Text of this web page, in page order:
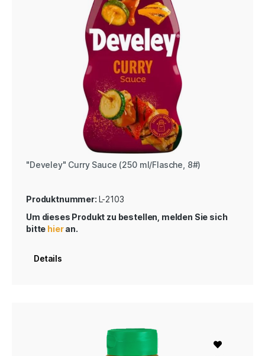
"Develey" Curry Sauce (250 ml/Flasche, 8#)
Produktnummer: L-2103
Um dieses Produkt zu bestellen, melden Sie sich
bitte hieran.
Details